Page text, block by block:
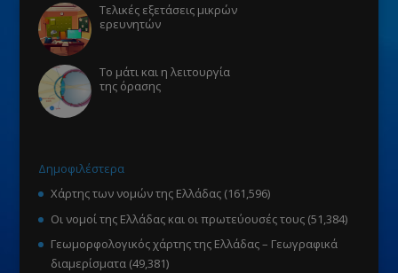
Τελικές εξετάσεις μικρών
ερευνητών
Το μάτι και η λειτουργία
της όρασης
Δημοφιλέστερα
Χάρτης των νομών της Ελλάδας (161,596)
Οι νομοί της Ελλάδας και οι πρωτεύουσές τους (51,384)
Γεωμορφολογικός χάρτης της Ελλάδας – Γεωγραφικά
διαμερίσματα (49,381)